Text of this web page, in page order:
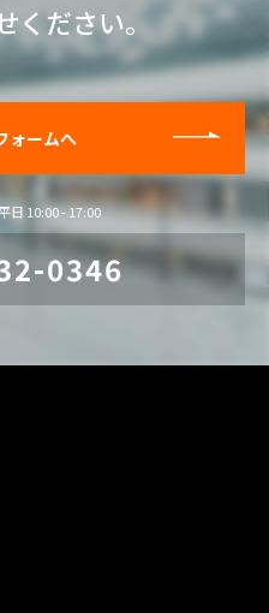
ください。
ォームへ
日 10:00 - 17:00
0346